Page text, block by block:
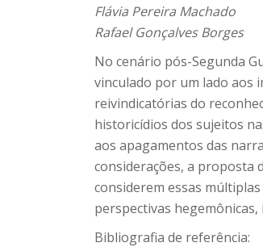
Flávia Pereira Machado
Rafael Gonçalves Borges
No cenário pós-Segunda
vinculado por um lado aos
reivindicatórias do
historicídios dos sujeitos
aos apagamentos das
considerações, a proposta
considerem essas
perspectivas
Bibliografia de referência: